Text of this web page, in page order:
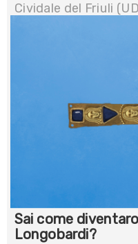
Cividale del Friuli
Sai come
Longobardi?